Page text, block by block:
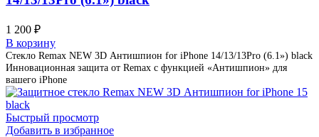
1 200 ₽
В корзину
Стекло Remax NEW 3D Антишпион for iPhone 14/13/13Pro (6.1») black
Инновационная защита от Remax с функцией «Антишпион» для
вашего iPhone
Быстрый просмотр
Добавить в избранное